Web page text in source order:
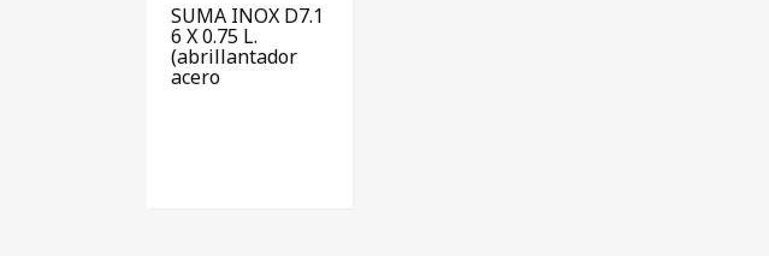
SUMA INOX D7.1
6 X 0.75 L.
(abrillantador
acero